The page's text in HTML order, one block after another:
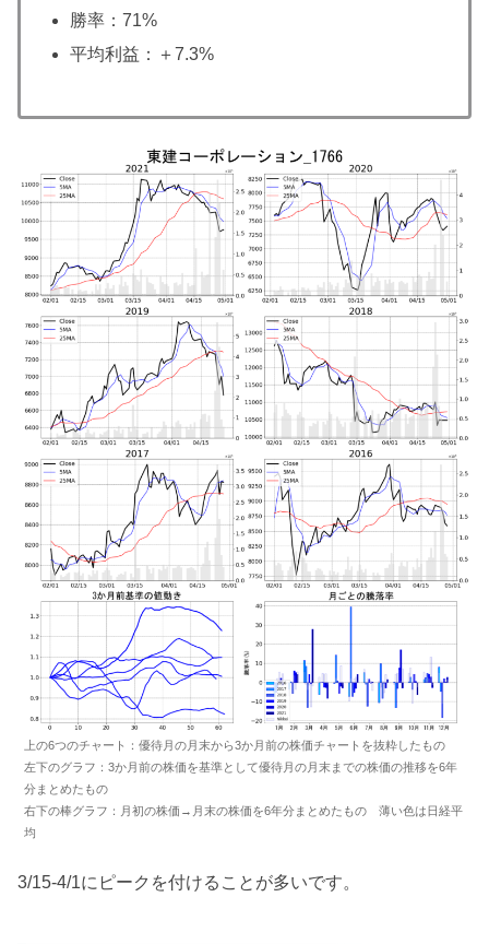
勝率：71%
平均利益：＋7.3%
上の6つのチャート：優待月の月末から3か月前の株価チャートを抜粋したもの
左下のグラフ：3か月前の株価を基準として優待月の月末までの株価の推移を6年
分まとめたもの
右下の棒グラフ：月初の株価→月末の株価を6年分まとめたもの 薄い色は日経平
均
3/15-4/1にピークを付けることが多いです。